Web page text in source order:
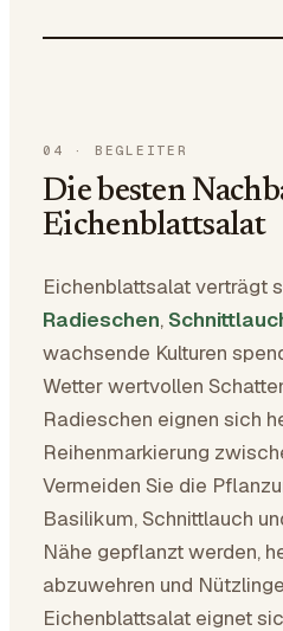
04 · BEGLEITER
Die besten
Eichenblattsalat
Eichenblattsalat verträgt
Radieschen,
wachsende Kulturen
Wetter wertvollen
Radieschen eignen sich
Reihenmarkierung
Vermeiden Sie die
Basilikum, Schnittlauch
Nähe gepflanzt werden,
abzuwehren und
Eichenblattsalat eignet